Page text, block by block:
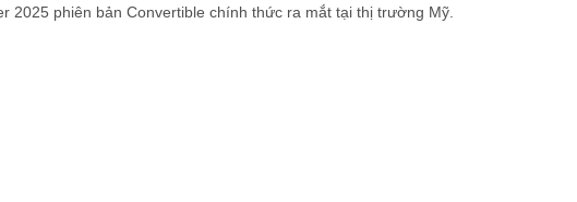
2025 phiên bản Convertible chính thức ra mắt tại thị trường Mỹ.